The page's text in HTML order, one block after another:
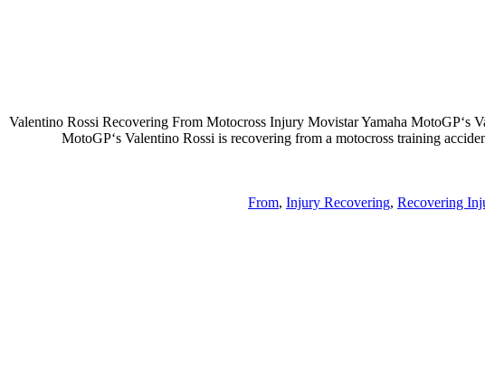
Valentino Rossi Recovering From Motocross Injury Movistar Yamaha MotoGP‘s
MotoGP‘s Valentino Rossi is recovering from a motocross training
From, Injury Recovering, Recovering